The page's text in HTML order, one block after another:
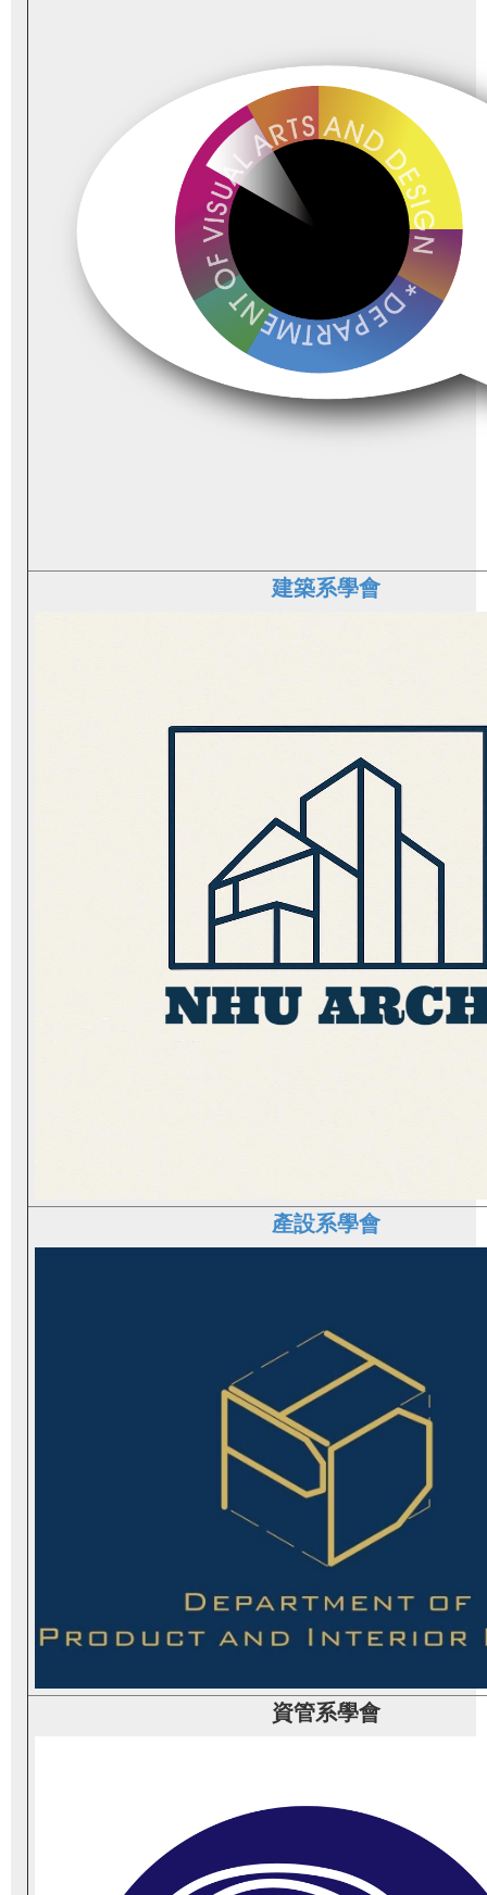
建築系學會
產設系學會
資管系學會